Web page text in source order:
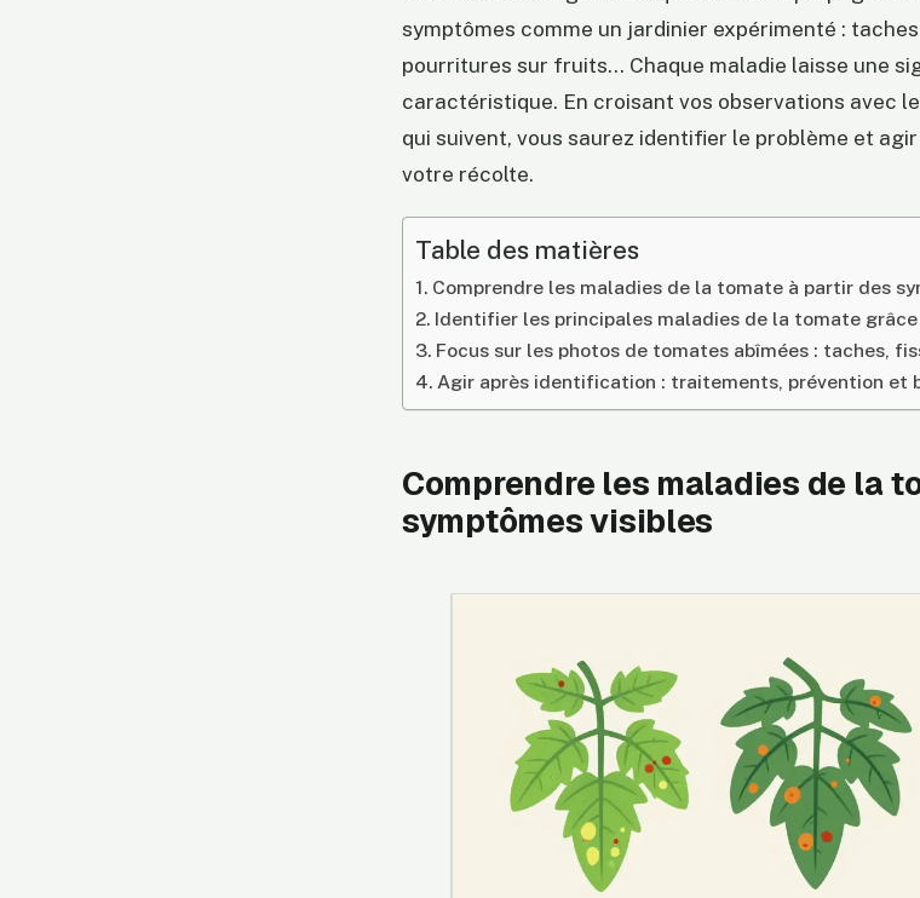
symptômes comme un jardinier expérimenté :
pourritures sur fruits… Chaque maladie laisse une
caractéristique. En croisant vos observations avec
qui suivent, vous saurez identifier le problème et
votre récolte.
Table des matières
Comprendre les maladies de la tomate à partir des
Identifier les principales maladies de la tomate
Focus sur les photos de tomates abîmées : taches,
Agir après identification : traitements, prévention et
Comprendre les maladies de la
symptômes visibles